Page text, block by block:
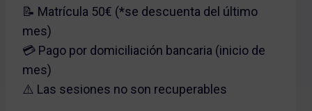
📝 Matrícula 50€ (*se descuenta del último
mes)
💳 Pago por domiciliación bancaria (inicio de
mes)
⚠️ Las sesiones no son recuperables